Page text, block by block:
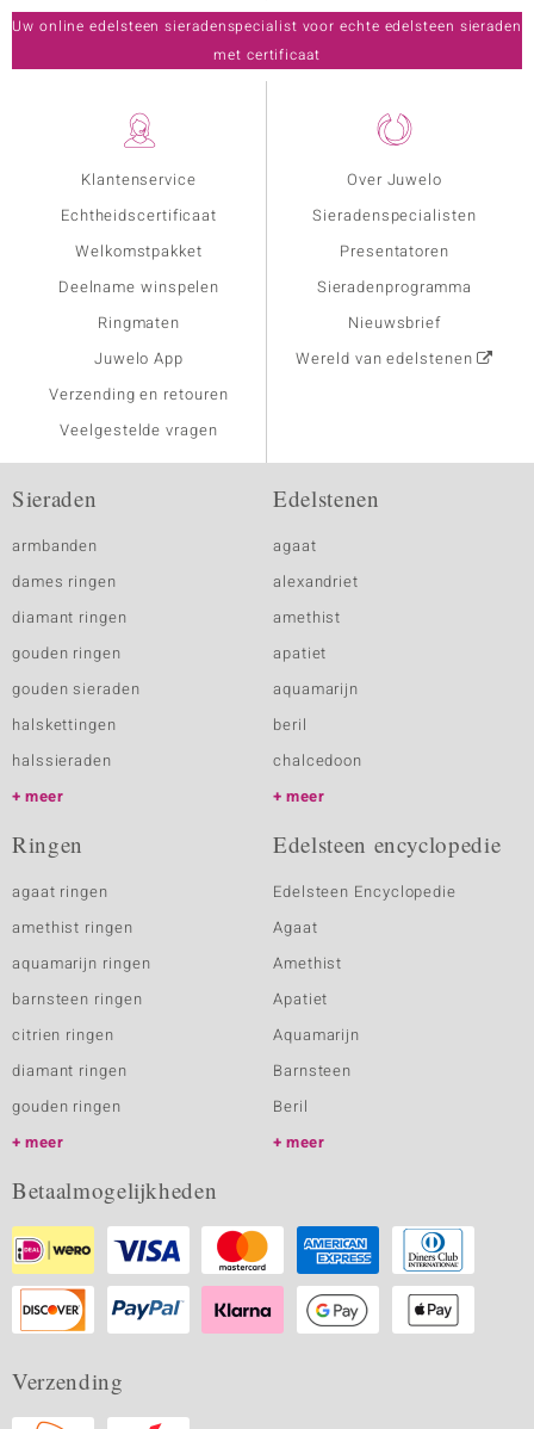
Klantenservice
Echtheidscertificaat
Welkomstpakket
Deelname winspelen
Ringmaten
Juwelo App
Verzending en retouren
Veelgestelde vragen
Over Juwelo
Sieradenspecialisten
Presentatoren
Sieradenprogramma
Nieuwsbrief
Wereld van edelstenen
Uw online edelsteen sieradenspecialist voor echte edelsteen sieraden
met certificaat
Sieraden
armbanden
dames ringen
diamant ringen
gouden ringen
gouden sieraden
halskettingen
halssieraden
meer
Edelstenen
agaat
alexandriet
amethist
apatiet
aquamarijn
beril
chalcedoon
meer
Ringen
agaat ringen
amethist ringen
aquamarijn ringen
barnsteen ringen
citrien ringen
diamant ringen
gouden ringen
meer
Edelsteen encyclopedie
Edelsteen Encyclopedie
Agaat
Amethist
Apatiet
Aquamarijn
Barnsteen
Beril
meer
Betaalmogelijkheden
Verzending